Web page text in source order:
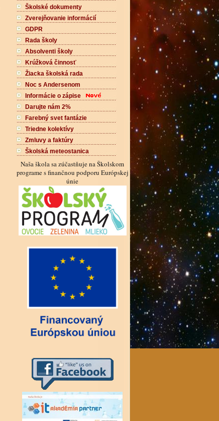
Školské dokumenty
Zverejňovanie informácií
GDPR
Rada školy
Absolventi školy
Krúžková činnosť
Žiacka školská rada
Noc s Andersenom
Informácie o zápise
Darujte nám 2%
Farebný svet fantázie
Triedne kolektívy
Zmluvy a faktúry
Školská meteostanica
Naša škola sa zúčastňuje na Školskom
programe s finančnou podporu Európskej
únie